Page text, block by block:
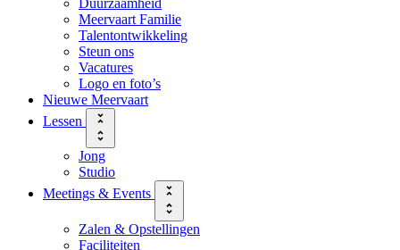
Duurzaamheid
Meervaart Familie
Talentontwikkeling
Steun ons
Vacatures
Logo en foto’s
Nieuwe Meervaart
Lessen
Jong
Studio
Meetings & Events
Zalen & Opstellingen
Faciliteiten